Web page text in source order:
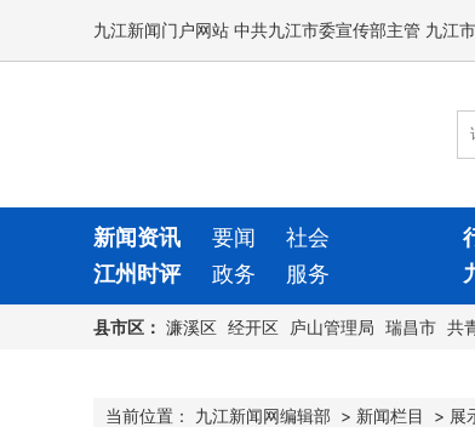
九江新闻门户网站 中共九江市委宣传部主管 九江
新闻资讯 要闻 社会
江州时评
政务 服务
县市区： 濂溪区 经开区 庐山管理局 瑞昌市 共
当前位置： 九江新闻网编辑部 > 新闻栏目 > 展